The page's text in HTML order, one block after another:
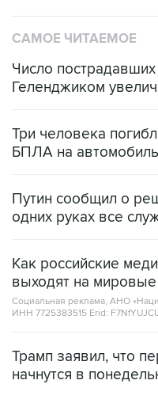
САМОЕ ЧИТАЕМОЕ
Число
Геленджиком
Три человека
БПЛА на
Путин сообщил о
одних руках все
Как российские
выходят на
Социальная реклама, АНО
ИНН 7725383515 Erid:
Трамп заявил, что
начнутся в